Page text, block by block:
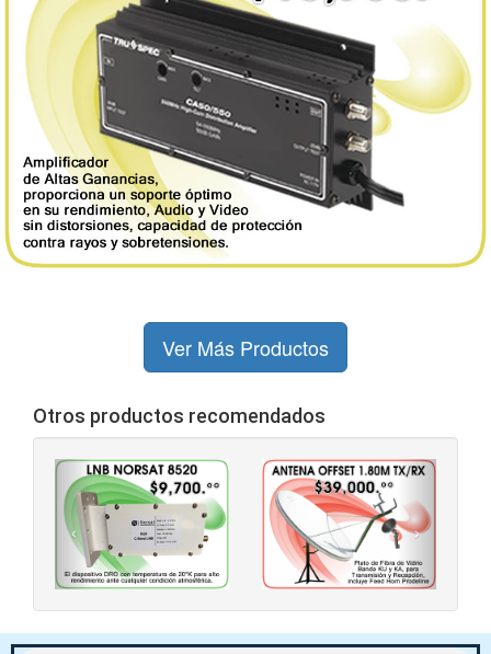
Ver Más Productos
Otros productos recomendados
‹ ›